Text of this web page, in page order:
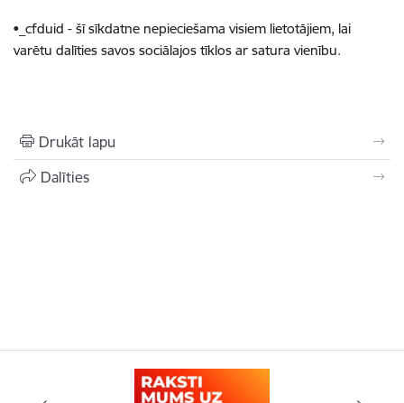
•_cfduid - šī sīkdatne nepieciešama visiem lietotājiem, lai
varētu dalīties savos sociālajos tīklos ar satura vienību.
Drukāt lapu
Dalīties